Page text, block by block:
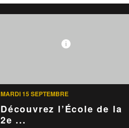
MARDI 15 SEPTEMBRE
Découvrez l’École de la
2e ...